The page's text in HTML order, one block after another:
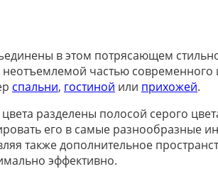
в этом потрясающем
частью
спальни, гостиной или прихожей.
разделены полосой серого
его в самые
также дополнительное
эффективно.